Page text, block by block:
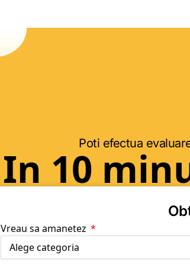
Poti efectua
In 10
Vreau sa amanetez